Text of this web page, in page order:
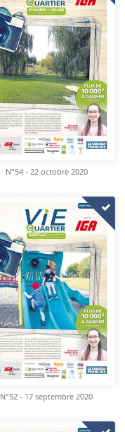
N°54 - 22 octobre 2020
N°52 - 17 septembre 2020